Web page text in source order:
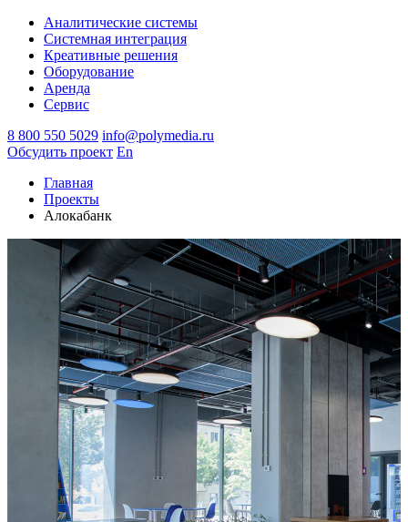
Аналитические системы
Системная интеграция
Креативные решения
Оборудование
Аренда
Сервис
8 800 550 5029 info@polymedia.ru
Обсудить проект En
Главная
Проекты
Алокабанк